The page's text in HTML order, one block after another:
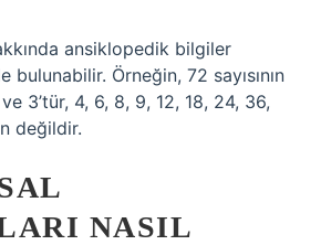
ansiklopedik bilgiler
bulunabilir. Örneğin, 72 sayısının
3’tür, 4, 6, 8, 9, 12, 18, 24, 36,
değildir.
NASIL